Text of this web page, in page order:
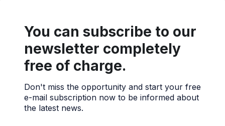
You can subscribe to our
newsletter completely
free of charge.
Don't miss the opportunity and start your free
e-mail subscription now to be informed about
the latest news.